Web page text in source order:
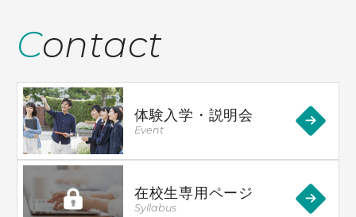
Contact
体験入学・説明会
Event
在校生専用ページ
Syllabus